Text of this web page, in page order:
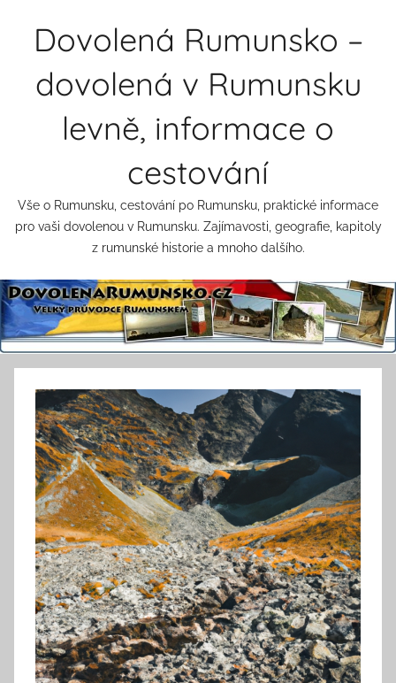
Dovolená Rumunsko –
dovolená v Rumunsku
levně, informace o
cestování
Vše o Rumunsku, cestování po Rumunsku, praktické informace
pro vaši dovolenou v Rumunsku. Zajímavosti, geografie, kapitoly
z rumunské historie a mnoho dalšího.